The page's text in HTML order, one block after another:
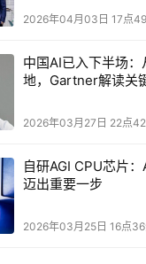
2026年04月03日 17点
中国AI已入下半场
地，Gartner解读关
2026年03月27日 22点
自研AGI CPU芯片
迈出重要一步
2026年03月25日 16点36